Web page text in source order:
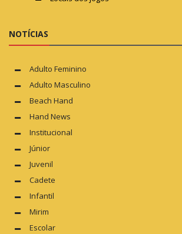
NOTÍCIAS
Adulto Feminino
Adulto Masculino
Beach Hand
Hand News
Institucional
Júnior
Juvenil
Cadete
Infantil
Mirim
Escolar